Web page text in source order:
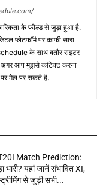
के फील्ड से जुड़ा हुआ है.
प्लेटफॉर्म पर काफी सारा
के साथ बतौर राइटर
आप मुझसे कांटेक्ट करना
पर मेल पर सकते है.
Match Prediction:
यहां जानें संभावित XI,
से जुड़ी सभी...